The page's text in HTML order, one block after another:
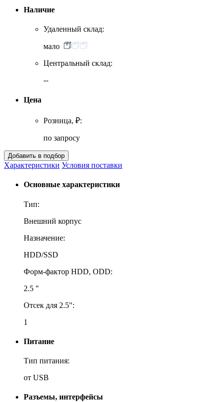
Наличие
Удаленный склад:
мало
Центральный склад:
--
Цена
Розница, ₽:
по запросу
Характеристики Условия поставки
Основные характеристики
Тип:
Внешний корпус
Назначение:
HDD/SSD
Форм-фактор HDD, ODD:
2.5 "
Отсек для 2.5":
1
Питание
Тип питания:
от USB
Разъемы, интерфейсы